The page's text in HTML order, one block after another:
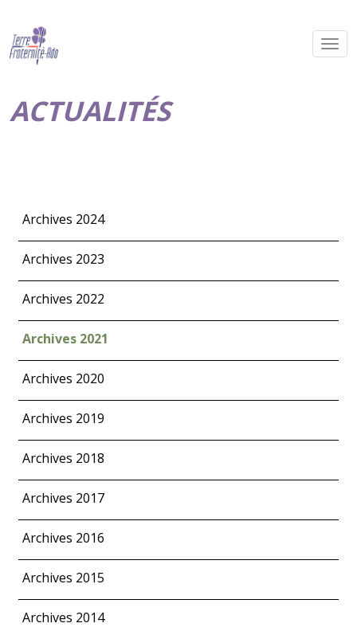
ACTUALITÉS
Archives 2024
Archives 2023
Archives 2022
Archives 2021
Archives 2020
Archives 2019
Archives 2018
Archives 2017
Archives 2016
Archives 2015
Archives 2014